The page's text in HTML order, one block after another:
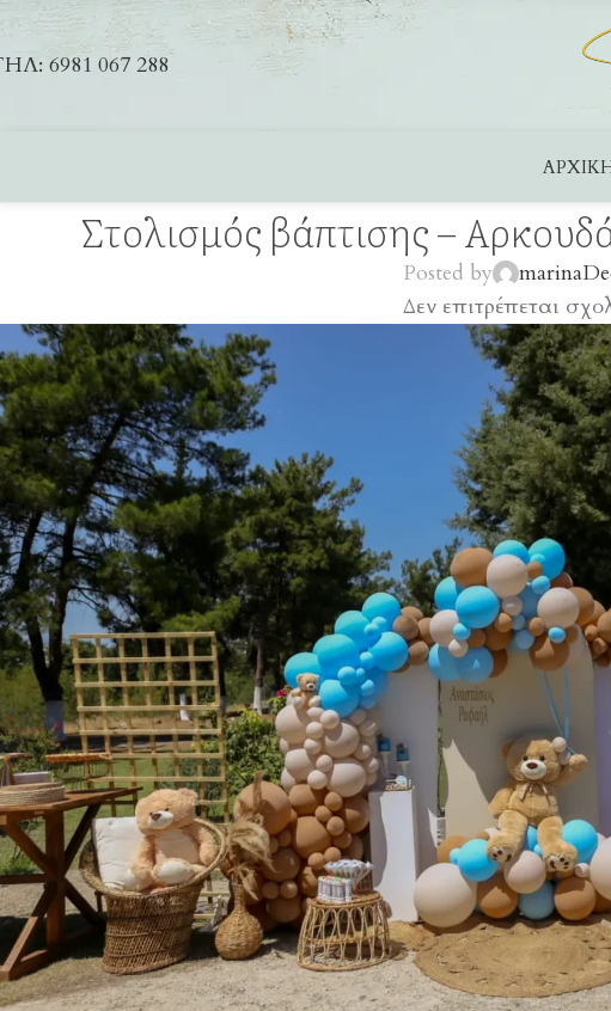
6981 067 288
Στολισμός βάπτισης –
Posted by
Δεν επιτρέπεται